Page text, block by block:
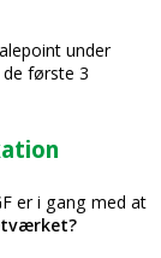
under
første 3
er i gang med at